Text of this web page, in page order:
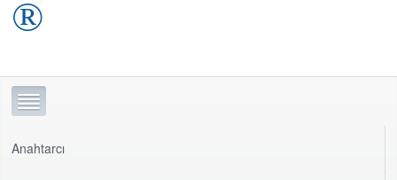
Anahtarcı